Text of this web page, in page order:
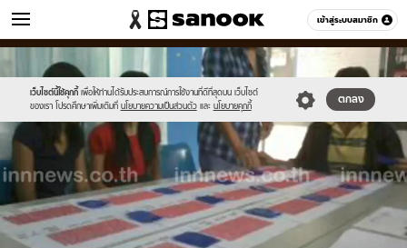
เข้าสู่ระบบสมาชิก
ข่าว หมวดอื่นๆ
เว็บไซต์นี้ใช้คุกกี้ เพื่อให้ท่านได้รับประสบการณ์การใช้งานที่ดีที่สุดบน เว็บไซต์
ของเรา โปรดศึกษาเพิ่มเติมที่ นโยบายความเป็นส่วนตัว และ นโยบายคุกกี้
ตกลง
//s.isanook.com/sr/0/images/logo-
new-
sanook.png
//s.isanook.com/ns/0/ud/235/1179287/445509-
01.jpg